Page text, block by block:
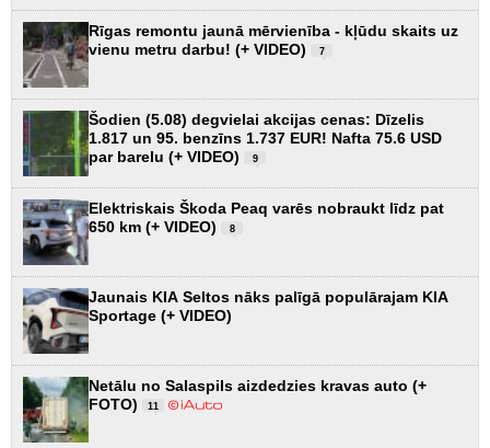
Rīgas remontu jaunā mērvienība - kļūdu skaits uz
vienu metru darbu! (+ VIDEO)
7
Šodien (5.08) degvielai akcijas cenas: Dīzelis
1.817 un 95. benzīns 1.737 EUR! Nafta 75.6 USD
par barelu (+ VIDEO)
9
Elektriskais Škoda Peaq varēs nobraukt līdz pat
650 km (+ VIDEO)
8
Jaunais KIA Seltos nāks palīgā populārajam KIA
Sportage (+ VIDEO)
Netālu no Salaspils aizdedzies kravas auto (+
FOTO)
11